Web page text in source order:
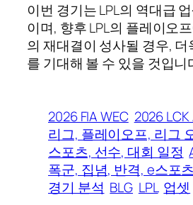
이번 경기는 LPL의 역대급
이며, 향후 LPL의 플레이오
의 재대결이 성사될 경우,
를 기대해 볼 수 있을 것입니
2026 FIA WEC 2026
리그, 플레이오프, 리그
스포츠, 선수, 대회 일정
폭군, 집념, 반격, e스포
경기 분석 BLG LPL 업셋